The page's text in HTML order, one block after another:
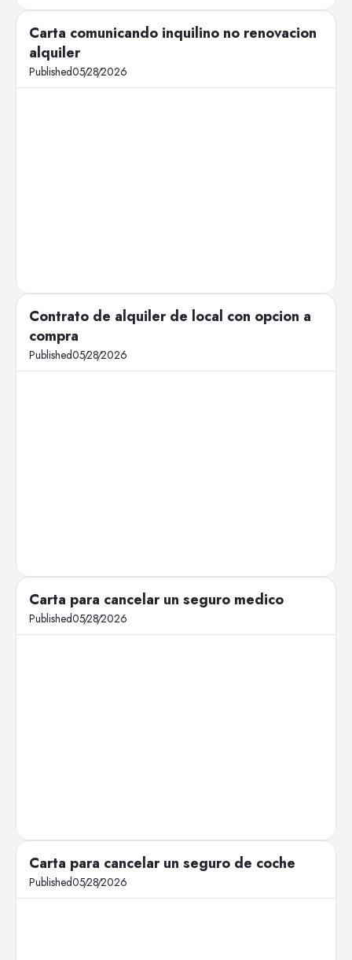
Carta comunicando inquilino no renovacion
alquiler
Published05/28/2026
Contrato de alquiler de local con opcion a
compra
Published05/28/2026
Carta para cancelar un seguro medico
Published05/28/2026
Carta para cancelar un seguro de coche
Published05/28/2026